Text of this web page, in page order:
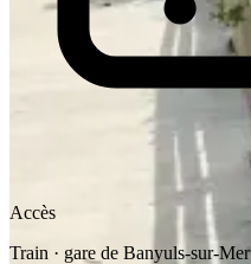
Accès
Train · gare de Banyuls-sur-Mer